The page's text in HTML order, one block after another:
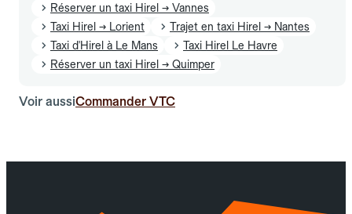
Réserver un taxi Hirel → Vannes
Taxi Hirel → Lorient
Trajet en taxi Hirel → Nantes
Taxi d'Hirel à Le Mans
Taxi Hirel Le Havre
Réserver un taxi Hirel → Quimper
Voir aussiCommander VTC